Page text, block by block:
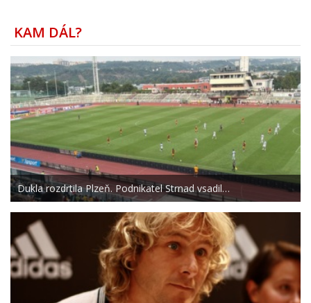
KAM DÁL?
Dukla rozdrtila Plzeň. Podnikatel Strnad vsadil…